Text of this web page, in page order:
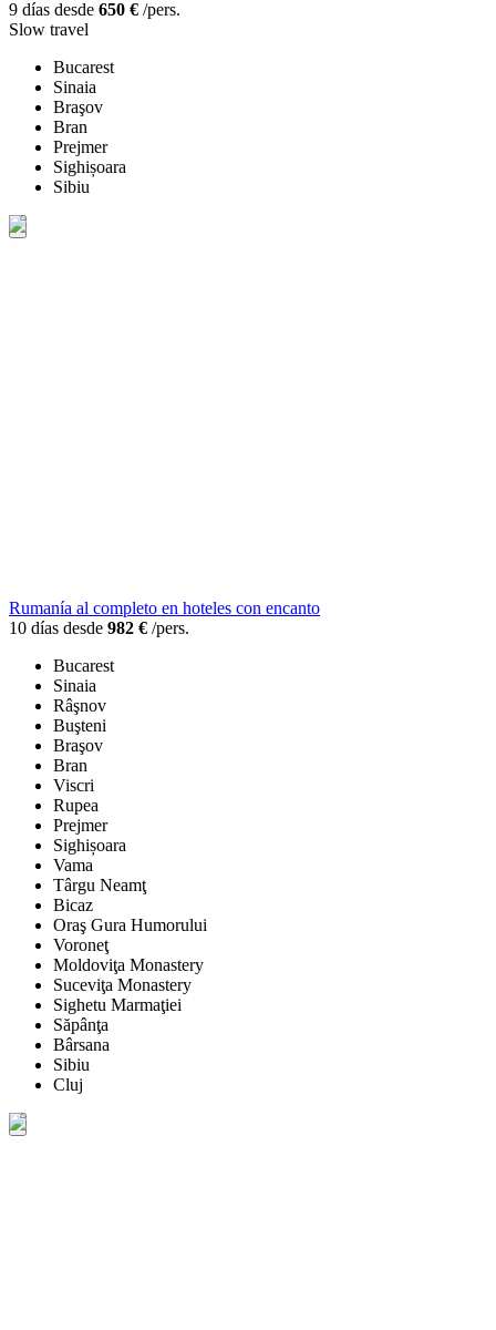
9 días desde 650 € /pers.
Slow travel
Bucarest
Sinaia
Braşov
Bran
Prejmer
Sighișoara
Sibiu
Rumanía al completo en hoteles con encanto
10 días desde 982 € /pers.
Bucarest
Sinaia
Râşnov
Buşteni
Braşov
Bran
Viscri
Rupea
Prejmer
Sighișoara
Vama
Târgu Neamţ
Bicaz
Oraş Gura Humorului
Voroneţ
Moldoviţa Monastery
Suceviţa Monastery
Sighetu Marmaţiei
Săpânţa
Bârsana
Sibiu
Cluj